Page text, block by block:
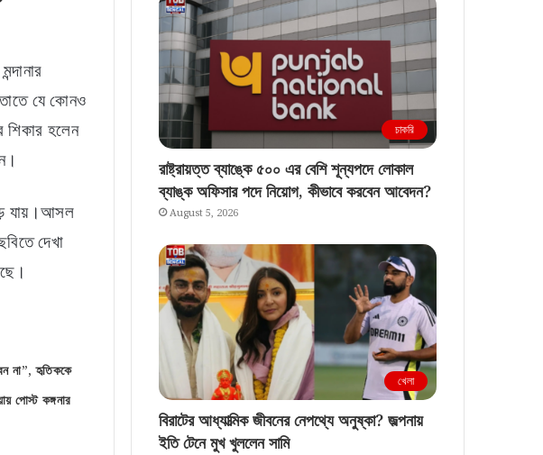
যে কোনও
শিকার হলেন
যায়।আসল
দেখা
না”, হৃতিককে
পোস্ট কঙ্গনার
চাকরি
রাষ্ট্রায়ত্ত ব্যাঙ্কে ৫০০ এর বেশি শূন্যপদে লোকাল
ব্যাঙ্ক অফিসার পদে নিয়োগ, কীভাবে করবেন আবেদন?
August 5, 2026
খেলা
বিরাটের আধ্যাত্মিক জীবনের নেপথ্যে অনুষ্কা? জল্পনায়
ইতি টেনে মুখ খুললেন সামি